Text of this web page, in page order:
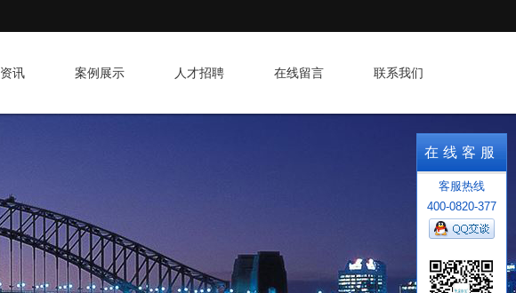
讯 案例展示 人才招聘 在线留言 联系我们
在线客服
客服热线
400-0820-377